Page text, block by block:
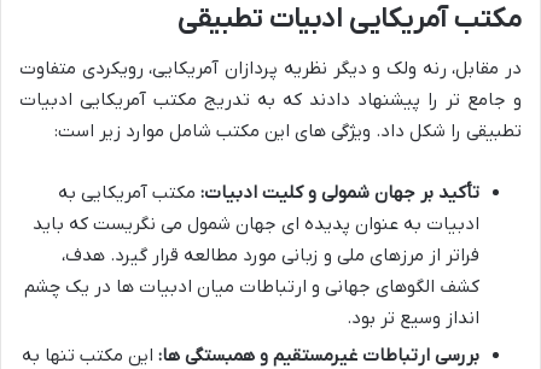
مکتب آمریکایی ادبیات تطبیقی
در مقابل، رنه ولک و دیگر نظریه پردازان آمریکایی، رویکردی متفاوت
و جامع تر را پیشنهاد دادند که به تدریج مکتب آمریکایی ادبیات
تطبیقی را شکل داد. ویژگی های این مکتب شامل موارد زیر است:
تأکید بر جهان شمولی و کلیت ادبیات: مکتب آمریکایی به
ادبیات به عنوان پدیده ای جهان شمول می نگریست که باید
فراتر از مرزهای ملی و زبانی مورد مطالعه قرار گیرد. هدف،
کشف الگوهای جهانی و ارتباطات میان ادبیات ها در یک چشم
انداز وسیع تر بود.
بررسی ارتباطات غیرمستقیم و همبستگی ها: این مکتب تنها به